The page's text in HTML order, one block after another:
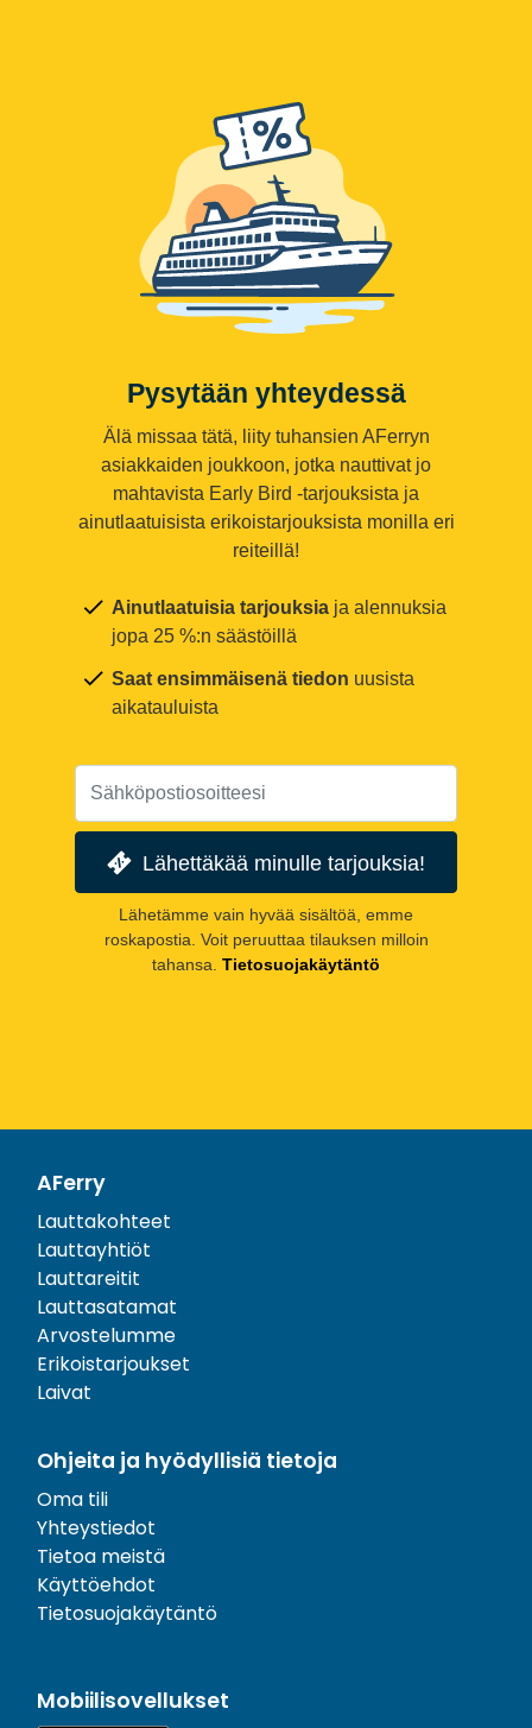
Pysytään yhteydessä
Älä missaa tätä, liity tuhansien AFerryn
asiakkaiden joukkoon, jotka nauttivat jo
mahtavista Early Bird -tarjouksista ja
ainutlaatuisista erikoistarjouksista monilla eri
reiteillä!
Ainutlaatuisia tarjouksia ja alennuksia
jopa 25 %:n säästöillä
Saat ensimmäisenä tiedon uusista
aikatauluista
Lähettäkää minulle tarjouksia!
Lähetämme vain hyvää sisältöä, emme
roskapostia. Voit peruuttaa tilauksen milloin
tahansa. Tietosuojakäytäntö
AFerry
Lauttakohteet
Lauttayhtiöt
Lauttareitit
Lauttasatamat
Arvostelumme
Erikoistarjoukset
Laivat
Ohjeita ja hyödyllisiä tietoja
Oma tili
Yhteystiedot
Tietoa meistä
Käyttöehdot
Tietosuojakäytäntö
Mobiilisovellukset